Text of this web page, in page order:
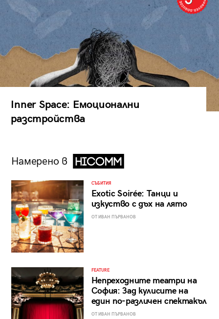
Inner Space: Емоционални
разстройства
Намерено в
СЪБИТИЯ
Exotic Soirée: Танци и
изкуство с дъх на лято
ОТ ИВАН ПЪРВАНОВ
FEATURE
Непреходните театри на
София: Зад кулисите на
един по-различен спектакъл
ОТ ИВАН ПЪРВАНОВ